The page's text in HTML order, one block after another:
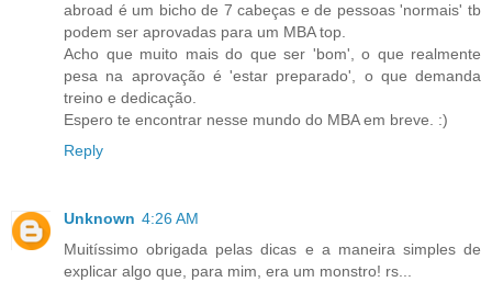
abroad é um bicho de 7 cabeças e de pessoas 'normais' tb
podem ser aprovadas para um MBA top.
Acho que muito mais do que ser 'bom', o que realmente
pesa na aprovação é 'estar preparado', o que demanda
treino e dedicação.
Espero te encontrar nesse mundo do MBA em breve. :)
Reply
Unknown 4:26 AM
Muitíssimo obrigada pelas dicas e a maneira simples de
explicar algo que, para mim, era um monstro! rs...